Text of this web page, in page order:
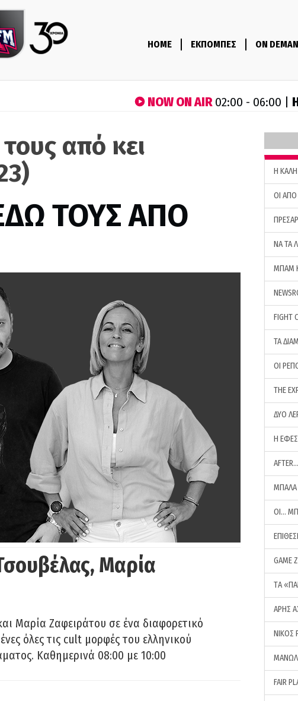
HOME ΕΚΠΟΜΠΕΣ ON
NOW ON AIR02:00 - 06:00 |
από κει
ΤΟΥΣ ΑΠΟ
Μαρία
Μαρία Ζαφειράτου σε ένα διαφορετικό
όλες τις cult μορφές του ελληνικού
Καθημερινά 08:00 με 10:00
H
ΟΙ
ΝΑ ΤΑ
ΜΠΑΜ
FIGHT
ΤΑ
ΟΙ
THE
ΔΥΟ
Η
ΜΠΑΛΑ
ΟΙ…
GAME
ΤA
ΑΡΗΣ
ΝΙΚΟΣ
FAIR